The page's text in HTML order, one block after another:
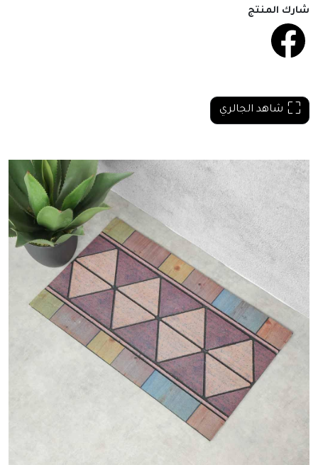
شارك المنتج
شاهد الجالري